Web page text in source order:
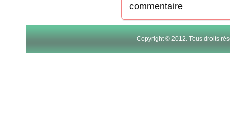
commentaire
Copyright © 2012. Tous droits